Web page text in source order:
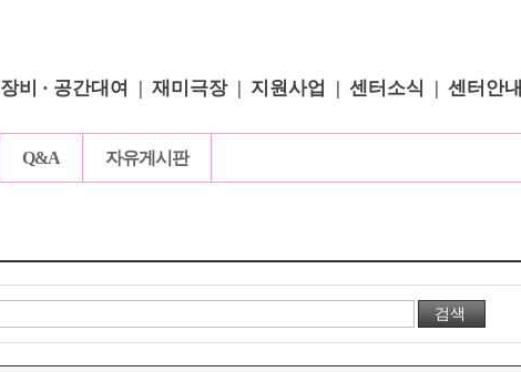
장비 · 공간대여 재미극장 지원사업 센터소식 센터안내
Q&A 자유게시판